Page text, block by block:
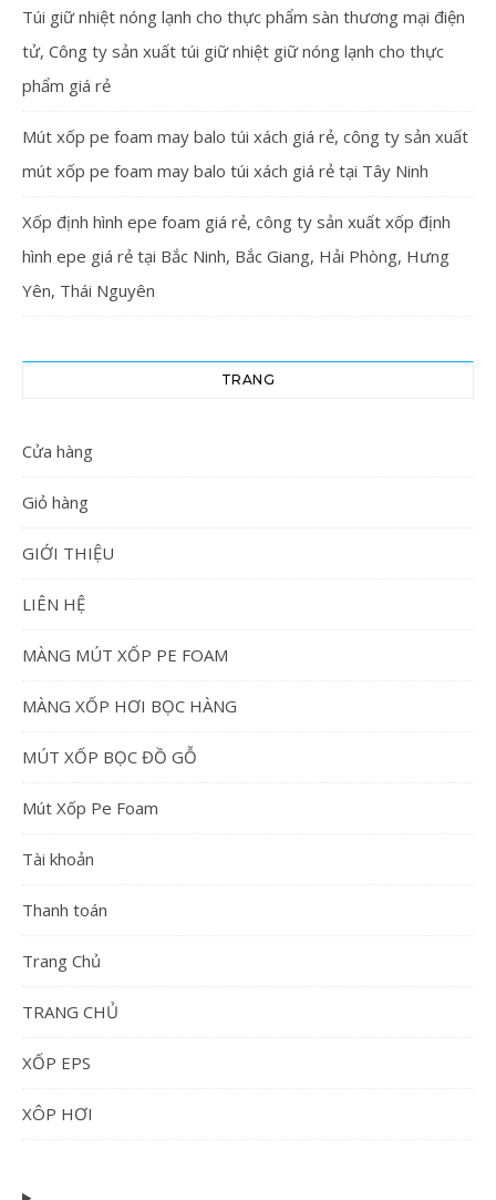
Túi giữ nhiệt nóng lạnh cho thực phẩm sàn thương mại điện
tử, Công ty sản xuất túi giữ nhiệt giữ nóng lạnh cho thực
phẩm giá rẻ
Mút xốp pe foam may balo túi xách giá rẻ, công ty sản xuất
mút xốp pe foam may balo túi xách giá rẻ tại Tây Ninh
Xốp định hình epe foam giá rẻ, công ty sản xuất xốp định
hình epe giá rẻ tại Bắc Ninh, Bắc Giang, Hải Phòng, Hưng
Yên, Thái Nguyên
TRANG
Cửa hàng
Giỏ hàng
GIỚI THIỆU
LIÊN HỆ
MÀNG MÚT XỐP PE FOAM
MÀNG XỐP HƠI BỌC HÀNG
MÚT XỐP BỌC ĐỒ GỖ
Mút Xốp Pe Foam
Tài khoản
Thanh toán
Trang Chủ
TRANG CHỦ
XỐP EPS
XÔP HƠI